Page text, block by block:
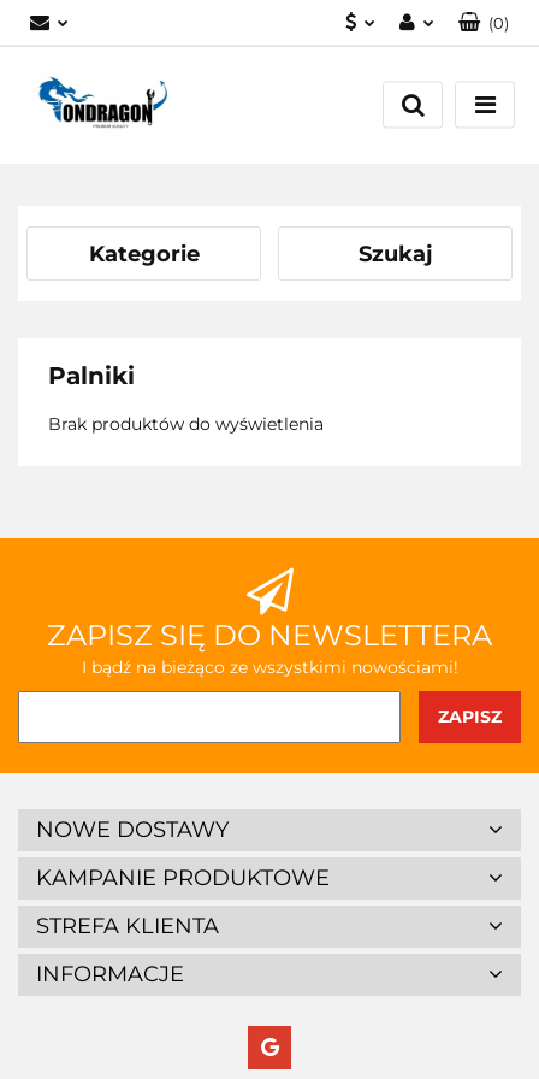
Zaloguj się
Załóż konto
(0)
Kategorie Szukaj
Palniki
Brak produktów do wyświetlenia
ZAPISZ SIĘ DO NEWSLETTERA
I bądź na bieżąco ze wszystkimi nowościami!
NOWE DOSTAWY
KAMPANIE PRODUKTOWE
STREFA KLIENTA
INFORMACJE